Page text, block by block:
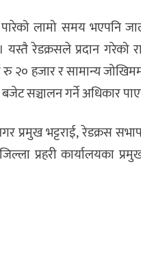
पारेको लामो समय भएपनि
रेडक्रसले प्रदान गरेको
रु २० हजार र सामान्य
सञ्चालन गर्ने अधिकार
प्रमुख भट्टराई, रेडक्रस
प्रहरी कार्यालयका